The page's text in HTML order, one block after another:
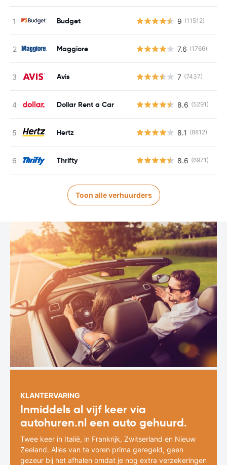
Budget 9 (11512)
Maggiore 7.6 (1766)
Avis 7 (7437)
Dollar Rent a Car 8.6 (5291)
Hertz 8.1 (8812)
Thrifty 8.6 (6971)
Toon alle verhuurders
KLANTERVARING
Inmiddels al vijf keer via
autohuren.nl een auto gehuurd.
Twee keer in Italië, in Frankrijk, Zwitserland en Nieuw
Zeeland. Alles van te voren prima geregeld, geen
gezeur bij het afhalen omdat je nog extra verzekeringen